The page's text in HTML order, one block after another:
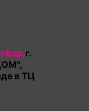
г.
в ТЦ